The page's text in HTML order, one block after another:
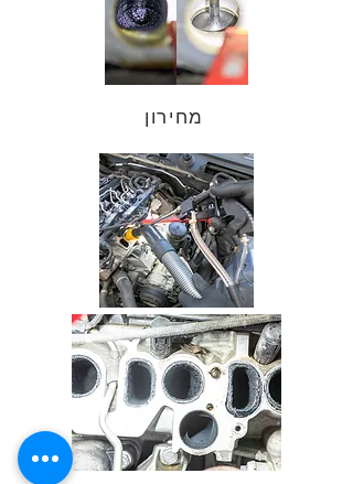
מחירון